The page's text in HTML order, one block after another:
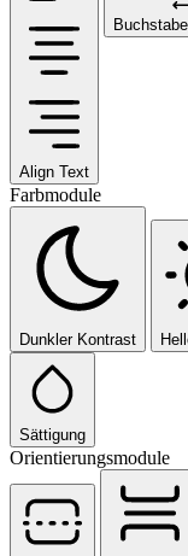
Align Text
Farbmodule
Dunkler Kontrast
Sättigung
Orientierungsmodule